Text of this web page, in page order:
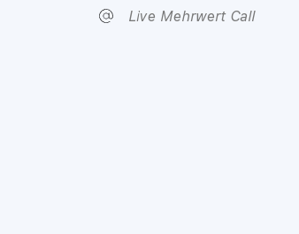
Live Mehrwert Call